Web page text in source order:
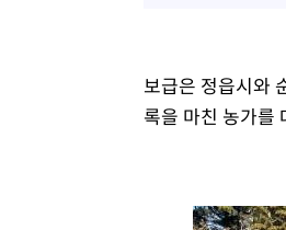
보급은 정읍시와
록을 마친 농가를